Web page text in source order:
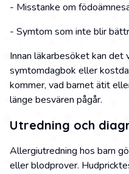
- Misstanke om
- Symtom som inte blir
Innan läkarbesöket kan det
symtomdagbok eller
kommer, vad barnet ätit
länge besvären pågår.
Utredning och
Allergiutredning hos barn
eller blodprover.